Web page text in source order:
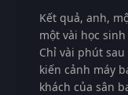
Kết quả, anh,
một vài học
Chỉ vài phút
kiến cảnh máy
khách của sân